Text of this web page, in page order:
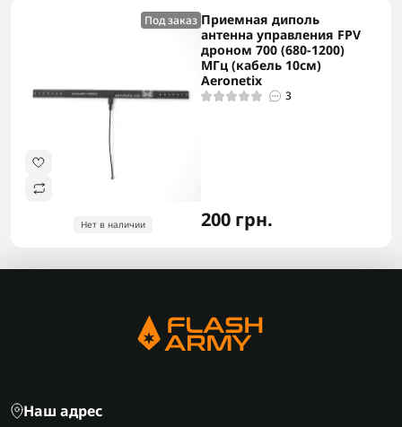
Под заказ
Нет в наличии
Приемная диполь
антенна управления FPV
дроном 700 (680-1200)
МГц (кабель 10см)
Aeronetix
3
200 грн.
Наш адрес